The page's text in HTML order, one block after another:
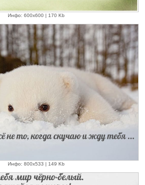
Инфо: 600х600 | 170 Kb
Инфо: 800х533 | 149 Kb